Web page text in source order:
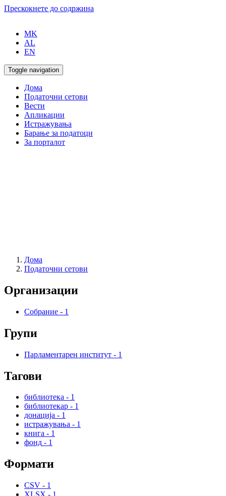
Прескокнете до содржина
MK
AL
EN
Toggle navigation
Дома
Податочни сетови
Вести
Апликации
Истражувања
Барање за податоци
За порталот
Дома
Податочни сетови
Организации
Собрание - 1
Групи
Парламентарен институт - 1
Тагови
библиотека - 1
библиотекар - 1
донација - 1
истражувања - 1
книга - 1
фонд - 1
Формати
CSV - 1